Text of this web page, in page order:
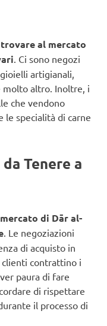
al mercato
. Ci sono negozi
artigianali,
molto altro. Inoltre, i
che vendono
le specialità di carne
Tenere a
di Dār al-
. Le negoziazioni
di acquisto in
clienti contrattino i
paura di fare
di rispettare
il processo di